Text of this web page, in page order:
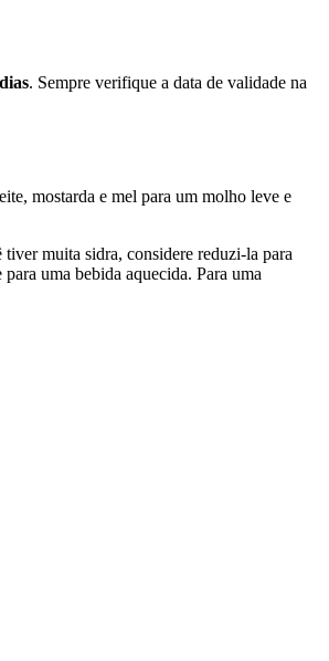
. Sempre verifique a data de validade na
mostarda e mel para um molho leve e
tiver muita sidra, considere reduzi-la para
uma bebida aquecida. Para uma